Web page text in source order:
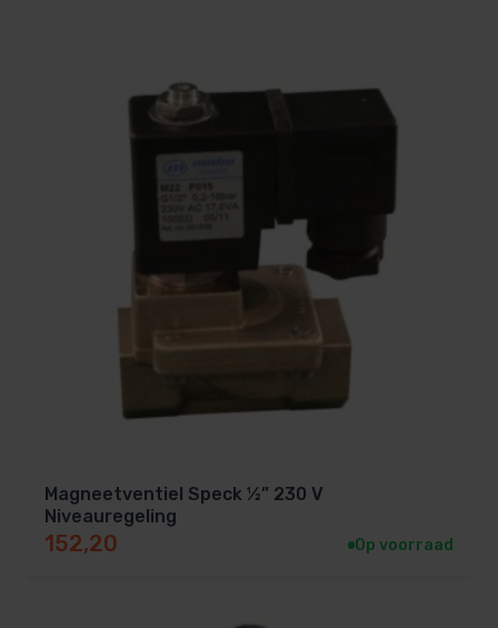
Magneetventiel Speck ½” 230 V
Niveauregeling
152,20 Op voorraad